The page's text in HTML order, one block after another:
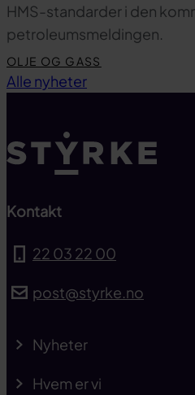
HMS-standarder i den
petroleumsmeldingen.
OLJE OG GASS
Alle nyheter
Kontakt
22 03 22 00
post@styrke.no
Nyheter
Hvem er vi